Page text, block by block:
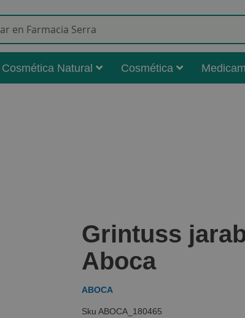
Cosmética Natural Cosmética
Grintuss
Aboca
ABOCA
ABOCA_180465